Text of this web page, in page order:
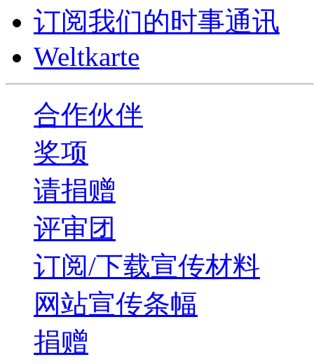
订阅我们的时事通讯
Weltkarte
合作伙伴
奖项
请捐赠
评审团
订阅/下载宣传材料
网站宣传条幅
捐赠